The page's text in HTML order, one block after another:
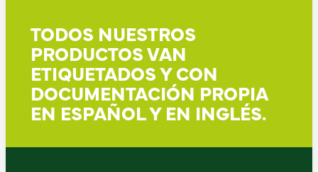
TODOS NUESTROS
PRODUCTOS VAN
ETIQUETADOS Y CON
DOCUMENTACIÓN PROPIA
EN ESPAÑOL Y EN INGLÉS.